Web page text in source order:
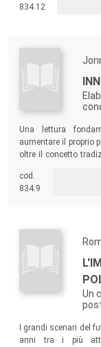
strategia dell'impresa
834.12
Una lettura
aumentare il proprio
oltre il concetto
cod.
834.9
Un
I grandi scenari del
anni tra i più